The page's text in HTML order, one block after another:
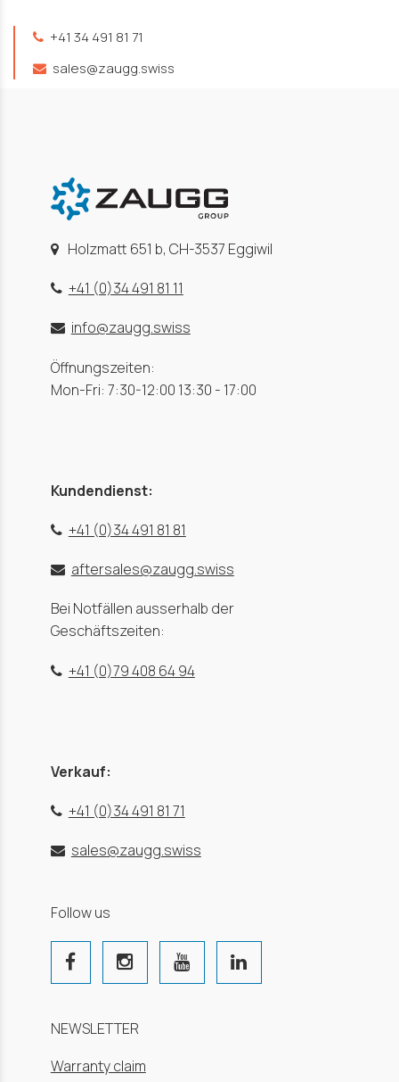
+41 34 491 81 71
sales@zaugg.swiss
Holzmatt 651 b, CH-3537 Eggiwil
+41 (0)34 491 81 11
info@zaugg.swiss
Öffnungszeiten:
Mon-Fri: 7:30-12:00 13:30 - 17:00
Kundendienst:
+41 (0)34 491 81 81
aftersales@zaugg.swiss
Bei Notfällen ausserhalb der
Geschäftszeiten:
+41 (0)79 408 64 94
Verkauf:
+41 (0)34 491 81 71
sales@zaugg.swiss
Follow us
NEWSLETTER
Warranty claim